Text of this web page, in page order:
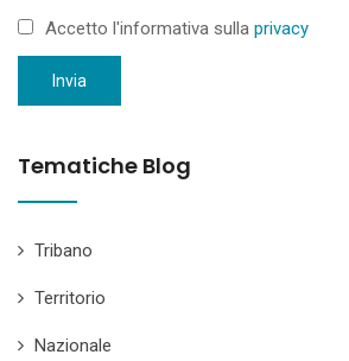
Accetto l'informativa sulla privacy
Invia
Tematiche Blog
Tribano
Territorio
Nazionale